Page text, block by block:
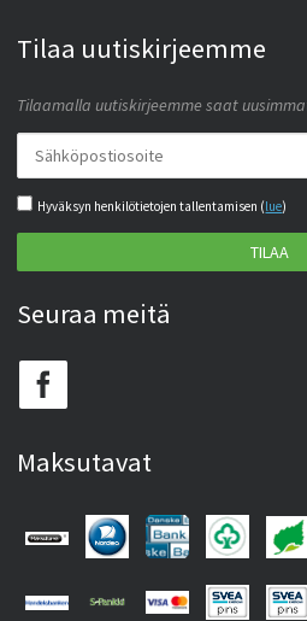
Tilaa uutiskirjeemme
Tilaamalla uutiskirjeemme saat
Hyväksyn henkilötietojen tallentamisen (lue)
TILAA
Seuraa meitä
Maksutavat